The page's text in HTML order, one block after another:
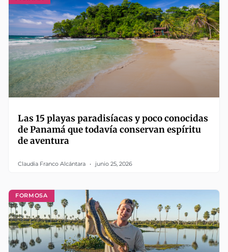
Las 15 playas paradisíacas y poco conocidas
de Panamá que todavía conservan espíritu
de aventura
Claudia Franco Alcántara junio 25, 2026
FORMOSA